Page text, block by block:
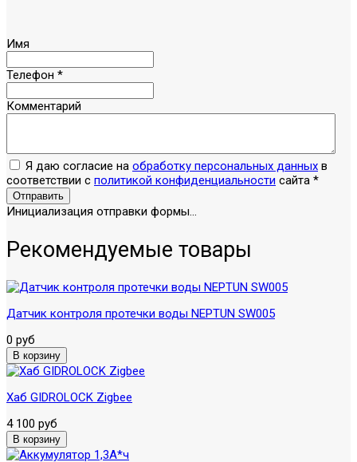
Имя
Телефон *
Комментарий
Я даю согласие на обработку персональных данных в
соответствии с политикой конфиденциальности сайта *
Отправить
Инициализация отправки формы...
Рекомендуемые товары
Датчик контроля протечки воды NEPTUN SW005
0 руб
Хаб GIDROLOCK Zigbee
4 100 руб